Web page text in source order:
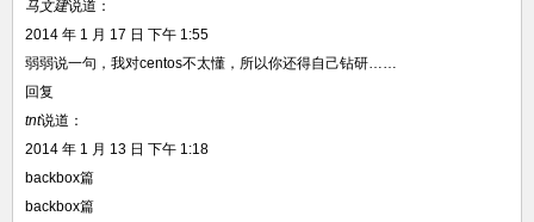
马文建说道：
2014 年 1 月 17 日 下午 1:55
弱弱说一句，我对centos不太懂，所以你还得自己钻研……
回复
tnt说道：
2014 年 1 月 13 日 下午 1:18
backbox篇
backbox篇